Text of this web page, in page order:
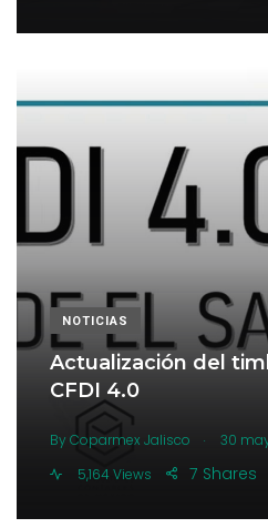
NOTICIAS
Actualización del
CFDI 4.0
By Coparmex Jalisco . 30
5,164 Views
Shares
7